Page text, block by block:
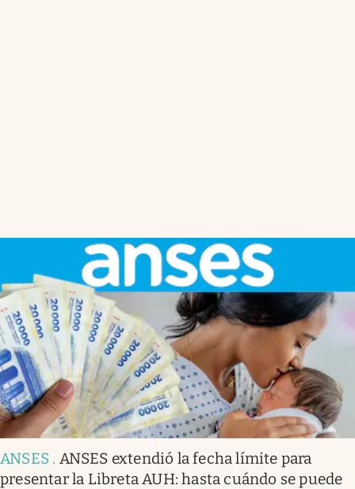
ANSES . ANSES extendió la fecha límite para
presentar la Libreta AUH: hasta cuándo se puede